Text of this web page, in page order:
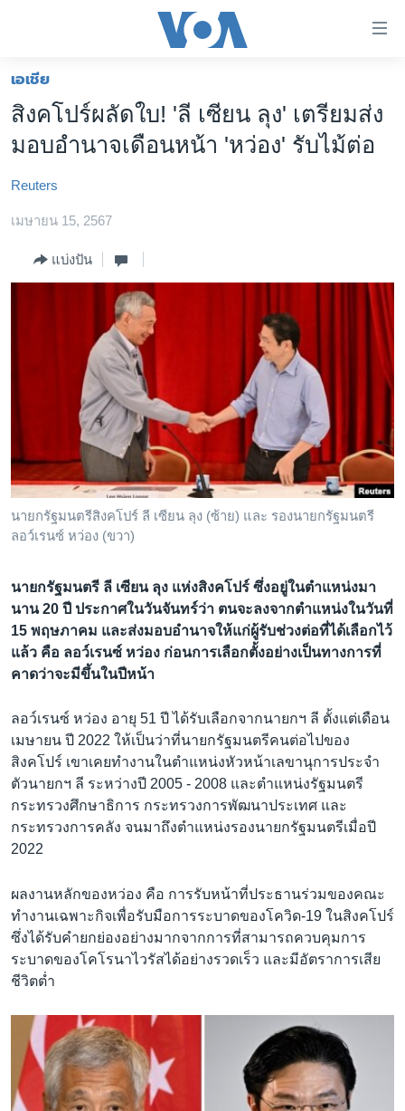
ต่อ
ข้าม
ไป
เนื้อหา
ข้าม
ไป
ข้าม
หน้าหลัก
โลก
เอเชีย
สหรัฐฯ
ไทย
ธุรกิจ
สังคมและสุขภาพ
ตรวจสอบข่าว
เรียนรู้ภาษาอังกฤษ
พอดคาสต์
ติดตามเรา
เลือกภาษา
เอเชีย
สิงคโปร์ผลัดใบ! 'ลี เซียน ลุง' เตรียมส่ง
มอบอำนาจเดือนหน้า 'หว่อง' รับไม้ต่อ
Reuters
เมษายน 15, 2567
แบ่งปัน
นายกรัฐมนตรีสิงคโปร์ ลี เซียน ลุง (ซ้าย) และ รองนายกรัฐมนตรี
ลอว์เรนซ์ หว่อง (ขวา)
นายกรัฐมนตรี ลี เซียน ลุง แห่งสิงคโปร์ ซึ่งอยู่ในตำแหน่งมา
นาน 20 ปี ประกาศในวันจันทร์ว่า ตนจะลงจากตำแหน่งในวันที่
15 พฤษภาคม และส่งมอบอำนาจให้แก่ผู้รับช่วงต่อที่ได้เลือกไว้
แล้ว คือ ลอว์เรนซ์ หว่อง ก่อนการเลือกตั้งอย่างเป็นทางการที่
คาดว่าจะมีขึ้นในปีหน้า
ลอว์เรนซ์ หว่อง อายุ 51 ปี ได้รับเลือกจากนายกฯ ลี ตั้งแต่เดือน
เมษายน ปี 2022 ให้เป็นว่าที่นายกรัฐมนตรีคนต่อไปของ
สิงคโปร์ เขาเคยทำงานในตำแหน่งหัวหน้าเลขานุการประจำ
ตัวนายกฯ ลี ระหว่างปี 2005 - 2008 และตำแหน่งรัฐมนตรี
กระทรวงศึกษาธิการ กระทรวงการพัฒนาประเทศ และ
กระทรวงการคลัง จนมาถึงตำแหน่งรองนายกรัฐมนตรีเมื่อปี
2022
ผลงานหลักของหว่อง คือ การรับหน้าที่ประธานร่วมของคณะ
ทำงานเฉพาะกิจเพื่อรับมือการระบาดของโควิด-19 ในสิงคโปร์
ซึ่งได้รับคำยกย่องอย่างมากจากการที่สามารถควบคุมการ
ระบาดของโคโรนาไวรัสได้อย่างรวดเร็ว และมีอัตราการเสีย
ชีวิตต่ำ